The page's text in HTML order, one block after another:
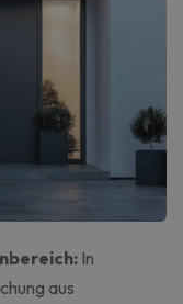
In
aus